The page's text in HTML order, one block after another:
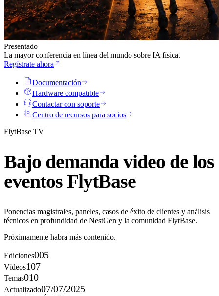
Presentado
La mayor conferencia en línea del mundo sobre IA física.
Regístrate ahora
Documentación
Hardware compatible
Contactar con soporte
Centro de recursos para socios
FlytBase TV
Bajo demanda video de los
eventos FlytBase
Ponencias magistrales, paneles, casos de éxito de clientes y análisis
técnicos en profundidad de NestGen y la comunidad FlytBase.
Próximamente habrá más contenido.
Ediciones005
Vídeos107
Temas010
Actualizado07/07/2025